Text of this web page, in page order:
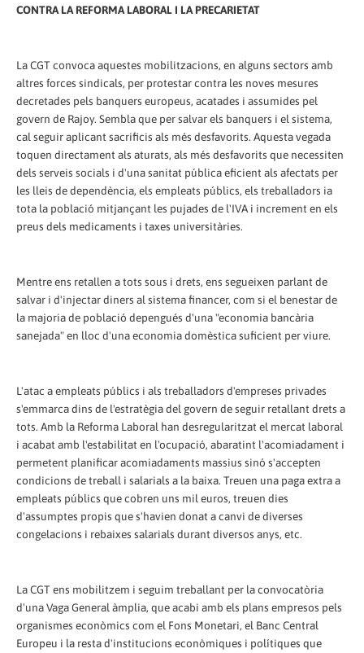
CONTRA LA REFORMA LABORAL I LA PRECARIETAT
La CGT convoca aquestes mobilitzacions, en alguns sectors amb
altres forces sindicals, per protestar contra les noves mesures
decretades pels banquers europeus, acatades i assumides pel
govern de Rajoy. Sembla que per salvar els banquers i el sistema,
cal seguir aplicant sacrificis als més desfavorits. Aquesta vegada
toquen directament als aturats, als més desfavorits que necessiten
dels serveis socials i d'una sanitat pública eficient als afectats per
les lleis de dependència, els empleats públics, els treballadors ia
tota la població mitjançant les pujades de l'IVA i increment en els
preus dels medicaments i taxes universitàries.
Mentre ens retallen a tots sous i drets, ens segueixen parlant de
salvar i d'injectar diners al sistema financer, com si el benestar de
la majoria de població depengués d'una "economia bancària
sanejada" en lloc d'una economia domèstica suficient per viure.
L'atac a empleats públics i als treballadors d'empreses privades
s'emmarca dins de l'estratègia del govern de seguir retallant drets a
tots. Amb la Reforma Laboral han desregularitzat el mercat laboral
i acabat amb l'estabilitat en l'ocupació, abaratint l'acomiadament i
permetent planificar acomiadaments massius sinó s'accepten
condicions de treball i salarials a la baixa. Treuen una paga extra a
empleats públics que cobren uns mil euros, treuen dies
d'assumptes propis que s'havien donat a canvi de diverses
congelacions i rebaixes salarials durant diversos anys, etc.
La CGT ens mobilitzem i seguim treballant per la convocatòria
d'una Vaga General àmplia, que acabi amb els plans empresos pels
organismes econòmics com el Fons Monetari, el Banc Central
Europeu i la resta d'institucions econòmiques i polítiques que